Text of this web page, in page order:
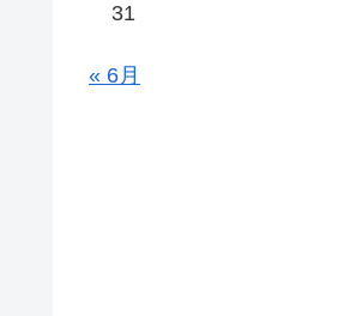
31
« 6月